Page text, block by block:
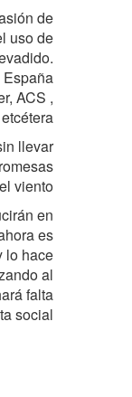
de
uso de
ACS ,
llevar
viento!
en
es
lo hace
al
falta
social.